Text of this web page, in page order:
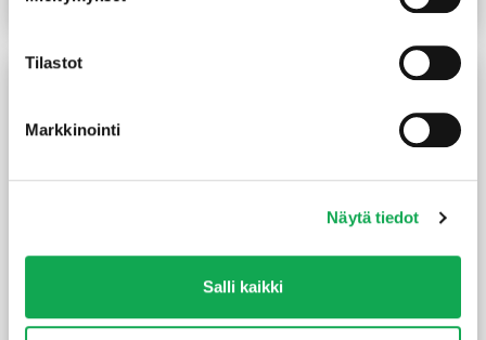
Tilastot
Markkinointi
Näytä tiedot
Salli kaikki
Lue lisää
Selluvilla puhallusvilla n. 0,5
m³/pss
Kivivilla Paroc EX
125X565X1170 mm 3,97